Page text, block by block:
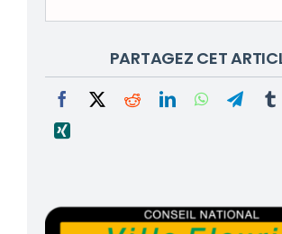
PARTAGEZ CET